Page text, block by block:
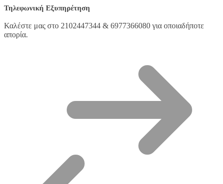
Τηλεφωνική Εξυπηρέτηση
Καλέστε μας στο 2102447344 & 6977366080 για οποιαδήποτε
απορία.